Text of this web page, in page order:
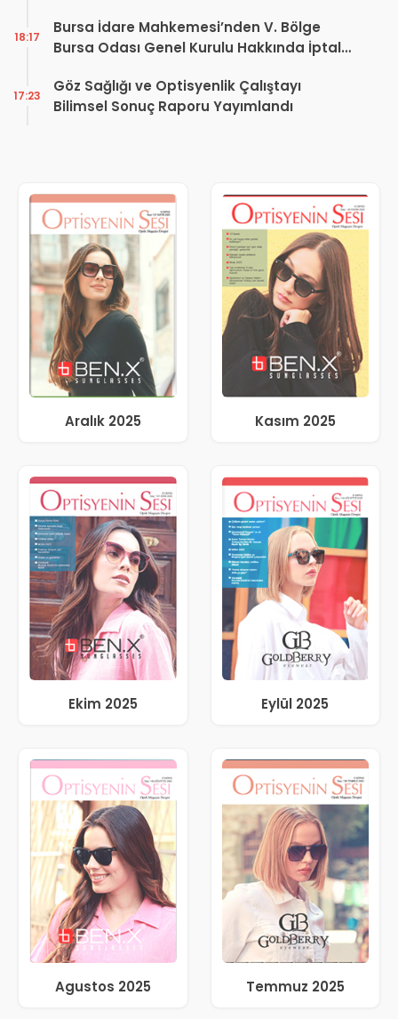
Bursa İdare Mahkemesi’nden V. Bölge
Bursa Odası Genel Kurulu Hakkında İptal
18:17
Göz Sağlığı ve Optisyenlik Çalıştayı
Bilimsel Sonuç Raporu Yayımlandı
17:23
Aralık 2025 Kasım 2025
Ekim 2025 Eylül 2025
Agustos 2025 Temmuz 2025